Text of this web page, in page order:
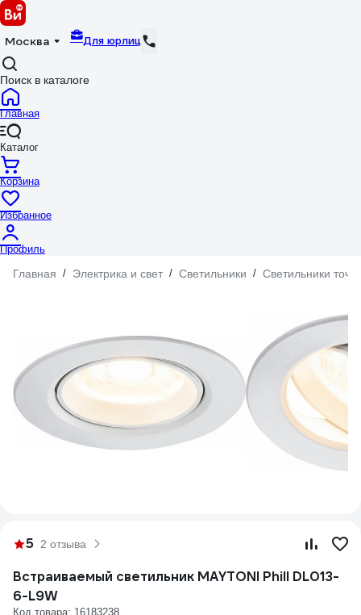
Москва Для юрлиц
Поиск в каталоге
Главная
Каталог
Корзина
Избранное
Профиль
Главная / Электрика и свет / Светильники / Светильники
5 2 отзыва
Встраиваемый светильник MAYTONI Phill DL013-
6-L9W
Код товара: 16183238